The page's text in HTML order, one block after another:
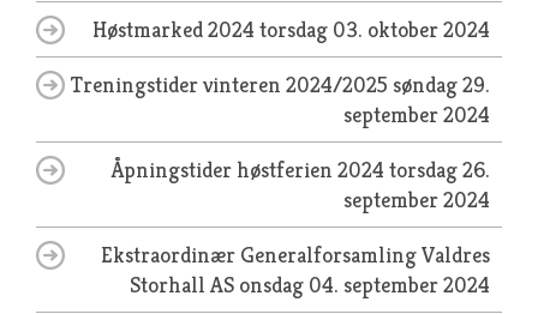
Høstmarked 2024 torsdag 03. oktober 2024
Treningstider vinteren 2024/2025 søndag 29.
september 2024
Åpningstider høstferien 2024 torsdag 26.
september 2024
Ekstraordinær Generalforsamling Valdres
Storhall AS onsdag 04. september 2024